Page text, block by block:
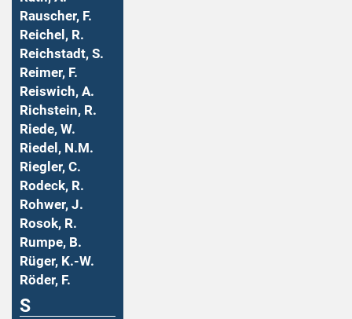
Rauscher, F.
Reichel, R.
Reichstadt, S.
Reimer, F.
Reiswich, A.
Richstein, R.
Riede, W.
Riedel, N.M.
Riegler, C.
Rodeck, R.
Rohwer, J.
Rosok, R.
Rumpe, B.
Rüger, K.-W.
Röder, F.
S